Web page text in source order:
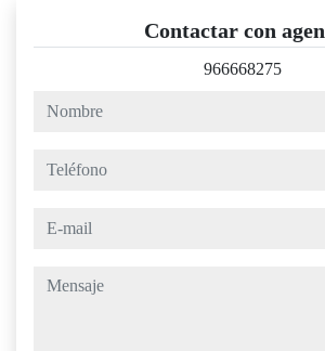
Contactar con
966668275
nombre
teléfono
e-mail
mensaje